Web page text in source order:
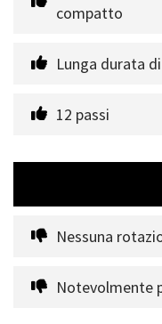
compatto
Lunga durata
12 passi
Nessuna
Notevolmente